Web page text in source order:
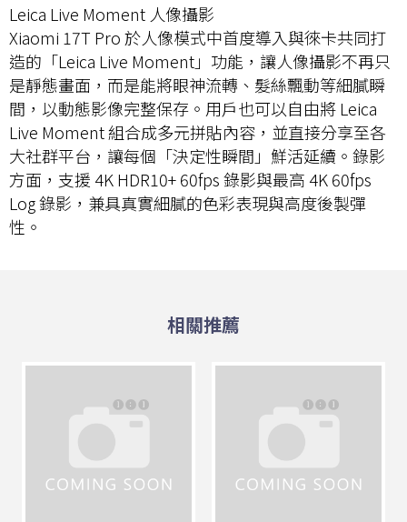
Leica Live Moment 人像攝影
Xiaomi 17T Pro 於人像模式中首度導入與徠卡共同打
造的「Leica Live Moment」功能，讓人像攝影不再只
是靜態畫面，而是能將眼神流轉、髮絲飄動等細膩瞬
間，以動態影像完整保存。用戶也可以自由將 Leica
Live Moment 組合成多元拼貼內容，並直接分享至各
大社群平台，讓每個「決定性瞬間」鮮活延續。錄影
方面，支援 4K HDR10+ 60fps 錄影與最高 4K 60fps
Log 錄影，兼具真實細膩的色彩表現與高度後製彈
性。